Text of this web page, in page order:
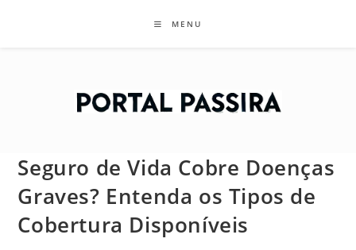
MENU
Seguro de Vida Cobre Doenças
Graves? Entenda os Tipos de
Cobertura Disponíveis